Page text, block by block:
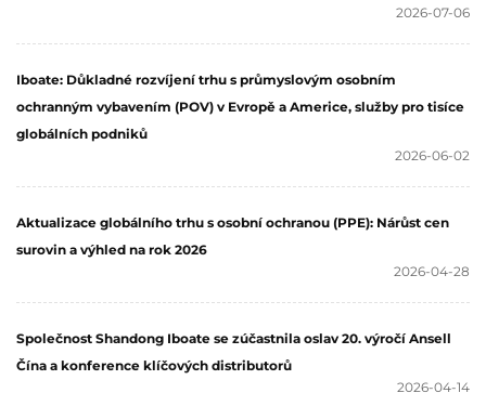
2026-07-06
Iboate: Důkladné rozvíjení trhu s průmyslovým osobním
ochranným vybavením (POV) v Evropě a Americe, služby pro tisíce
globálních podniků
2026-06-02
Aktualizace globálního trhu s osobní ochranou (PPE): Nárůst cen
surovin a výhled na rok 2026
2026-04-28
Společnost Shandong Iboate se zúčastnila oslav 20. výročí Ansell
Čína a konference klíčových distributorů
2026-04-14